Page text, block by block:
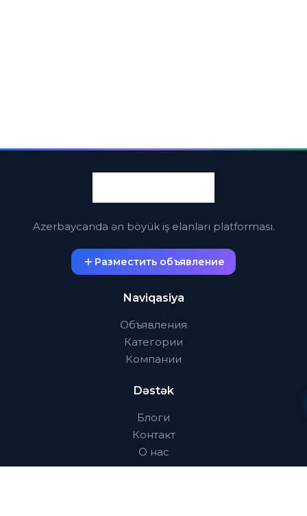
Azerbaycanda ən böyük iş elanları platforması.
Разместить объявление
Naviqasiya
Объявления
Категории
Компании
Dəstək
Блоги
Контакт
О нас